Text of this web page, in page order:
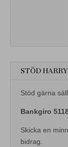
STÖD
Stöd gärna
Bankgiro
Skicka en
bidrag.